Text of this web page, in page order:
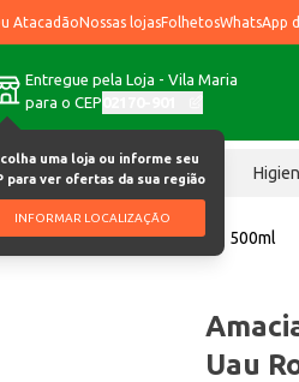
AtacadãoNossas lojasFolhetosWhatsApp
Entregue pela Loja - Vila Maria
para o CEP
uma loja ou informe seu
para ver ofertas da sua região
INFORMAR LOCALIZAÇÃO
Chocolates
Uau Rosas e Sedução 500ml
Uau